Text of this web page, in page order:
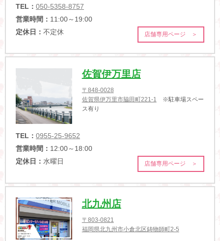
TEL： 050-5358-8757
営業時間： 11:00～19:00
定休日： 不定休 店舗専用ページ ＞
佐賀伊万里店
〒848-0028
佐賀県伊万里市脇田町221-1 ※駐車場スペー
ス有り
TEL： 0955-25-9652
営業時間： 12:00～18:00
定休日： 水曜日 店舗専用ページ ＞
北九州店
〒803-0821
福岡県北九州市小倉北区鋳物師町2-5